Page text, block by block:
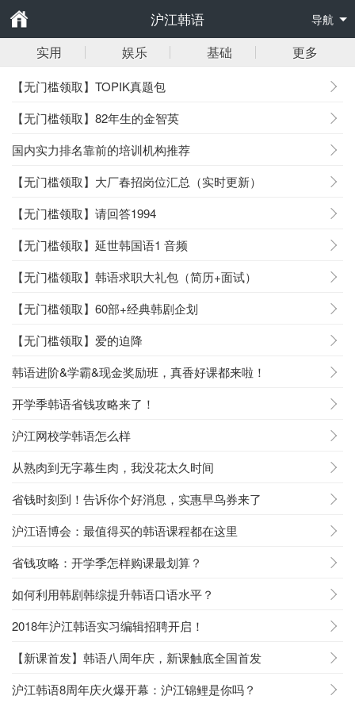
沪江韩语 导航
实用 娱乐 基础 更多
【无门槛领取】TOPIK真题包
【无门槛领取】82年生的金智英
国内实力排名靠前的培训机构推荐
【无门槛领取】大厂春招岗位汇总（实时更新）
【无门槛领取】请回答1994
【无门槛领取】延世韩国语1 音频
【无门槛领取】韩语求职大礼包（简历+面试）
【无门槛领取】60部+经典韩剧企划
【无门槛领取】爱的迫降
韩语进阶&学霸&现金奖励班，真香好课都来啦！
开学季韩语省钱攻略来了！
沪江网校学韩语怎么样
从熟肉到无字幕生肉，我没花太久时间
省钱时刻到！告诉你个好消息，实惠早鸟券来了
沪江语博会：最值得买的韩语课程都在这里
省钱攻略：开学季怎样购课最划算？
如何利用韩剧韩综提升韩语口语水平？
2018年沪江韩语实习编辑招聘开启！
【新课首发】韩语八周年庆，新课触底全国首发
沪江韩语8周年庆火爆开幕：沪江锦鲤是你吗？